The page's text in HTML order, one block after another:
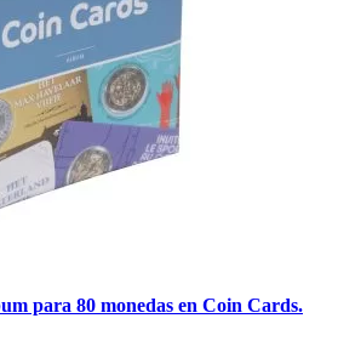
para 80 monedas en Coin Cards.